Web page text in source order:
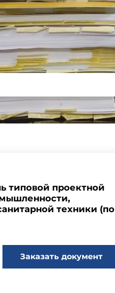
типовой проектной
техники (по
Заказать документ